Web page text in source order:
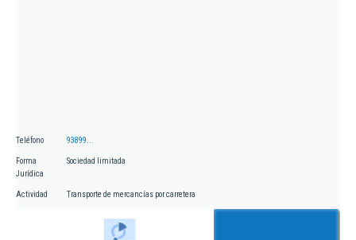
Teléfono 93899...
Forma
Jurídica
Sociedad limitada
Actividad Transporte de mercancías por carretera